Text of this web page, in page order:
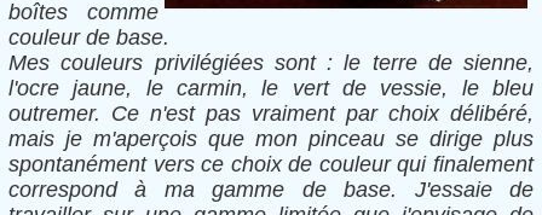
boîtes comme
couleur de base.
Mes couleurs privilégiées sont : le terre de sienne,
l'ocre jaune, le carmin, le vert de vessie, le bleu
outremer. Ce n'est pas vraiment par choix délibéré,
mais je m'aperçois que mon pinceau se dirige plus
spontanément vers ce choix de couleur qui finalement
correspond à ma gamme de base. J'essaie de